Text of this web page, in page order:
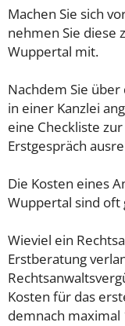
Machen Sie sich
nehmen Sie diese
Wuppertal mit.
Nachdem Sie
in einer Kanzlei
eine Checkliste
Erstgespräch
Die Kosten eines
Wuppertal sind oft
Wieviel ein
Erstberatung
Kosten für das
demnach maximal